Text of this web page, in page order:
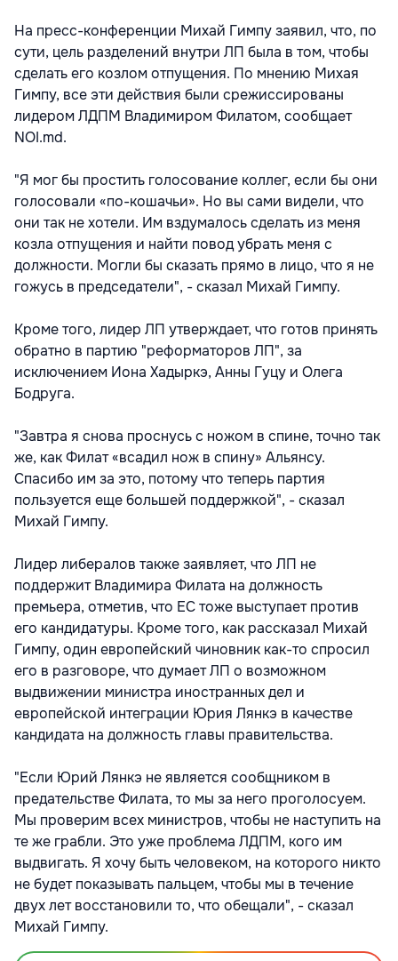
На пресс-конференции Михай Гимпу заявил, что, по
сути, цель разделений внутри ЛП была в том, чтобы
сделать его козлом отпущения. По мнению Михая
Гимпу, все эти действия были срежиссированы
лидером ЛДПМ Владимиром Филатом, сообщает
NOI.md.
"Я мог бы простить голосование коллег, если бы они
голосовали «по-кошачьи». Но вы сами видели, что
они так не хотели. Им вздумалось сделать из меня
козла отпущения и найти повод убрать меня с
должности. Могли бы сказать прямо в лицо, что я не
гожусь в председатели", - сказал Михай Гимпу.
Кроме того, лидер ЛП утверждает, что готов принять
обратно в партию "реформаторов ЛП", за
исключением Иона Хадыркэ, Анны Гуцу и Олега
Бодруга.
"Завтра я снова проснусь с ножом в спине, точно так
же, как Филат «всадил нож в спину» Альянсу.
Спасибо им за это, потому что теперь партия
пользуется еще большей поддержкой", - сказал
Михай Гимпу.
Лидер либералов также заявляет, что ЛП не
поддержит Владимира Филата на должность
премьера, отметив, что ЕС тоже выступает против
его кандидатуры. Кроме того, как рассказал Михай
Гимпу, один европейский чиновник как-то спросил
его в разговоре, что думает ЛП о возможном
выдвижении министра иностранных дел и
европейской интеграции Юрия Лянкэ в качестве
кандидата на должность главы правительства.
"Если Юрий Лянкэ не является сообщником в
предательстве Филата, то мы за него проголосуем.
Мы проверим всех министров, чтобы не наступить на
те же грабли. Это уже проблема ЛДПМ, кого им
выдвигать. Я хочу быть человеком, на которого никто
не будет показывать пальцем, чтобы мы в течение
двух лет восстановили то, что обещали", - сказал
Михай Гимпу.